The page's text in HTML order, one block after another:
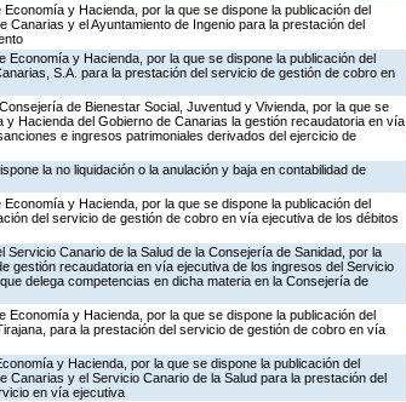
y Hacienda, por la que se dispone la publicación del
y el Ayuntamiento de Ingenio para la prestación del
y Hacienda, por la que se dispone la publicación del
S.A. para la prestación del servicio de gestión de cobro en
de Bienestar Social, Juventud y Vivienda, por la que se
Hacienda del Gobierno de Canarias la gestión recaudatoria en vía
e ingresos patrimoniales derivados del ejercicio de
la no liquidación o la anulación y baja en contabilidad de
y Hacienda, por la que se dispone la publicación del
del servicio de gestión de cobro en vía ejecutiva de los débitos
Canario de la Salud de la Consejería de Sanidad, por la
gestión recaudatoria en vía ejecutiva de los ingresos del Servicio
delega competencias en dicha materia en la Consejería de
y Hacienda, por la que se dispone la publicación del
para la prestación del servicio de gestión de cobro en vía
y Hacienda, por la que se dispone la publicación del
y el Servicio Canario de la Salud para la prestación del
en vía ejecutiva